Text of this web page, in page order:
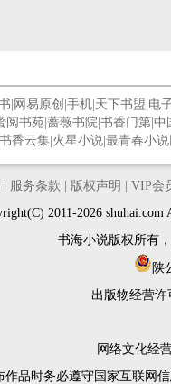
网易原创 手机 天下书盟 电
阅书苑 蔷薇书院 书香门第 中
书香云集 火星小说 最青春小
服务条款 版权声明
VIP会
2011-2026
书海小说版权所有
陕
出版物经营许
网络文化经
作品时务必遵守国家互联网